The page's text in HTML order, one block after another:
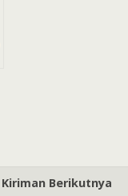
Kiriman Berikutnya